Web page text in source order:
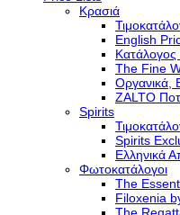
Κρασιά
English
Κατάλογος
The Fine
Οργανικά,
ZALTO
Spirits
Spirits
Ελληνικά
Φωτοκατάλογοι
The
Filoxenia